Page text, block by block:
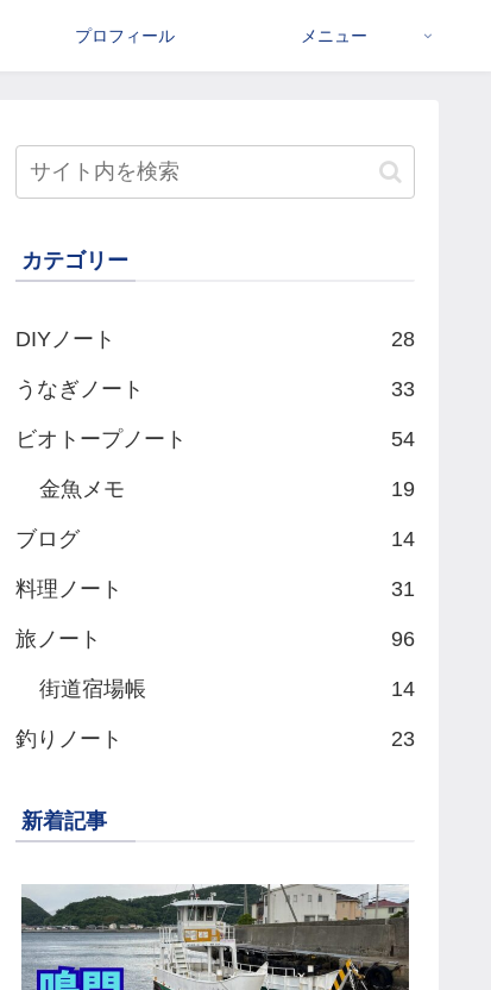
プロフィール メニュー
カテゴリー
DIYノート 28
うなぎノート 33
ビオトープノート 54
金魚メモ 19
ブログ 14
料理ノート 31
旅ノート 96
街道宿場帳 14
釣りノート 23
新着記事